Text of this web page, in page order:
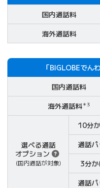
国内通話料
海外通話料
「BIGLOBEでん
国内通話料
海外通話料＊3
選べる通話
オプション
(国内通話が対象)
10分
通話
3分か
通話